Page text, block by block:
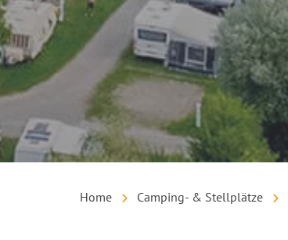
Home Camping- & Stellplätze